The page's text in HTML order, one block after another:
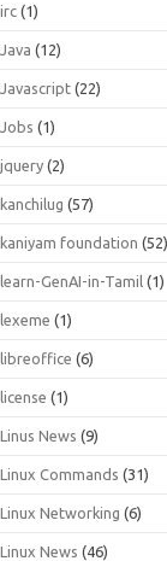
irc (1)
Java (12)
Javascript (22)
Jobs (1)
jquery (2)
kanchilug (57)
kaniyam foundation (52)
learn-GenAI-in-Tamil (1)
lexeme (1)
libreoffice (6)
license (1)
Linus News (9)
Linux Commands (31)
Linux Networking (6)
Linux News (46)